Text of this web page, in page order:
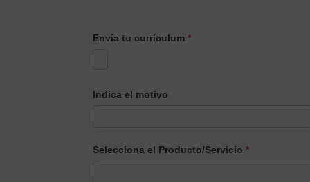
Envia tu currículum*
Indica el motivo
Selecciona el Producto/Servicio*